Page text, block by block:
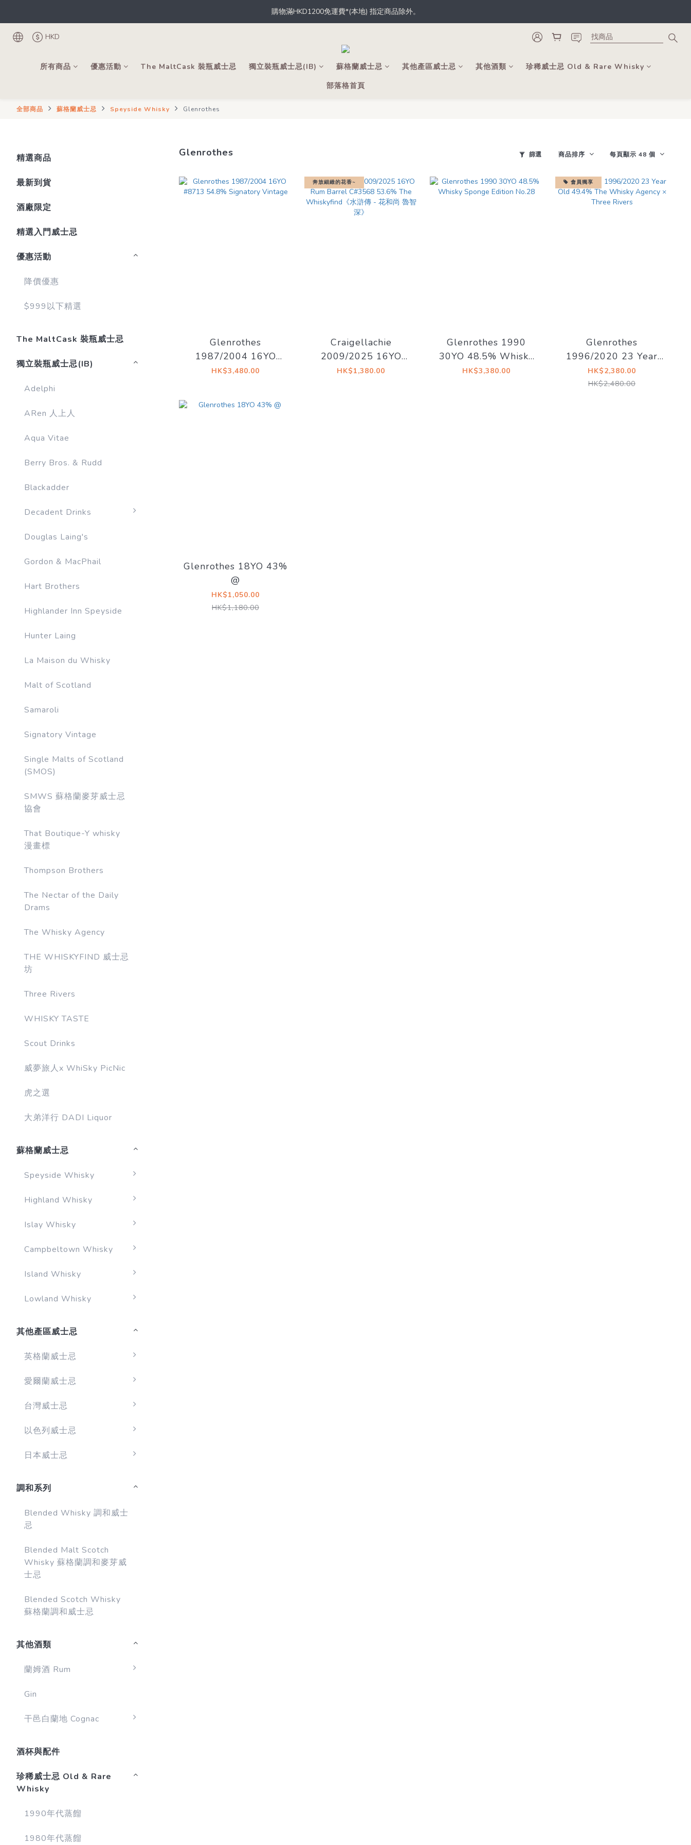
根據香港法律，不得於業務過程中，向未成年人士售賣或供應令人醺醉的酒類。
登記成為會員，從此於THE M.C.店內、網店、酒吧消費，即可輕鬆獲取積分，積分更可當錢用。
根據香港法律，不得於業務過程中，向未成年人士售賣或供應令人醺醉的酒類。
HKD
所有商品 優惠活動 The MaltCask 裝瓶威士忌 獨立裝瓶威士忌(IB) 蘇格蘭威士忌 其他產區威士忌 其他酒類
珍稀威士忌 Old & Rare Whisky
部落格首頁
全部商品 蘇格蘭威士忌 Speyside Whisky Glenrothes
精選商品
最新到貨
酒廠限定
精選入門威士忌
優惠活動
降價優惠
$999以下精選
The MaltCask 裝瓶威士忌
獨立裝瓶威士忌(IB)
Adelphi
ARen 人上人
Aqua Vitae
Berry Bros. & Rudd
Blackadder
Decadent Drinks
Douglas Laing's
Gordon & MacPhail
Hart Brothers
Highlander Inn Speyside
Hunter Laing
La Maison du Whisky
Malt of Scotland
Samaroli
Signatory Vintage
Single Malts of Scotland
(SMOS)
SMWS 蘇格蘭麥芽威士忌
協會
That Boutique-Y whisky
漫畫標
Thompson Brothers
The Nectar of the Daily
Drams
The Whisky Agency
THE WHISKYFIND 威士忌
坊
Three Rivers
WHISKY TASTE
Scout Drinks
威夢旅人x WhiSky PicNic
虎之選
大弟洋行 DADI Liquor
蘇格蘭威士忌
Speyside Whisky
Highland Whisky
Islay Whisky
Campbeltown Whisky
Island Whisky
Lowland Whisky
其他產區威士忌
英格蘭威士忌
愛爾蘭威士忌
台灣威士忌
以色列威士忌
日本威士忌
調和系列
Blended Whisky 調和威士
忌
Blended Malt Scotch
Whisky 蘇格蘭調和麥芽威
士忌
Blended Scotch Whisky
蘇格蘭調和威士忌
其他酒類
蘭姆酒 Rum
Gin
干邑白蘭地 Cognac
酒杯與配件
珍稀威士忌 Old & Rare
Whisky
1990年代蒸餾
1980年代蒸餾
Glenrothes 篩選 商品排序 每頁顯示 48 個
Glenrothes
1987/2004 16YO
#8713 54.8%
HK$3,480.00
奔放細緻的花香~
Craigellachie
2009/2025 16YO
Rum Barrel C#3568
HK$1,380.00
Glenrothes 1990
30YO 48.5% Whisky
Sponge Edition No.28
HK$3,380.00
會員獨享
Glenrothes
1996/2020 23 Year
Old 49.4% The
Whisky Agency ×
HK$2,380.00
HK$2,480.00
Glenrothes 18YO 43%
@
HK$1,050.00
HK$1,180.00